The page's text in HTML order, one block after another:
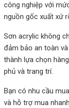
công nghiệp với
nguồn gốc xuất xứ
Sơn acrylic không
đảm bảo an toàn
thành lựa chọn
phủ và trang trí.
Bạn có nhu cầu
và hỗ trợ mua